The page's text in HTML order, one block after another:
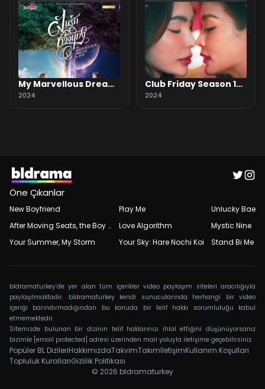
My Marvellous Dream
Is You
2024
Club Friday Season 16:
Love Bully
2024
Öne Çıkanlar
New Boyfriend
After Moving Seats, the Boy Behind Me Has a Crush on Me
Your Summer, My Storm
Play Me
Love Algorithm
Your Sky: Hare Nochi Koi
Unlucky Bae
Mystic Nine
Stand Bi Me
bldramaturkey’de yer alan tüm içerikler video paylaşım siteleri aracılığıyla
paylaşılmaktadır. bldramaturkey kendi sunucularında herhangi bir video
içeriği barındırmadığından bu konuda bir telif hakkı sorumluluğu kabul
etmemektedir.
Sitemizde bulunan bir dizinin telif haklarınızı ihlal ettiğini düşünüyorsanız
bizimle [email protected] adresi üzerinden mail yoluyla iletişime geçebilirsiniz.
Popüler BL DizileriHakkımızdaTakvimTakımİletişimKullanım Koşulları
Topluluk KurallarıGizlilik Politikası
© 2026 bldramaturkey